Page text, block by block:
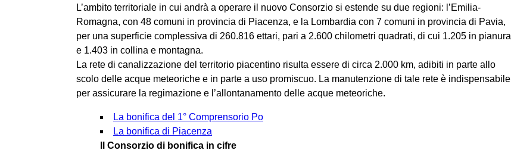
L’ambito territoriale in cui andrà a operare il nuovo Consorzio si estende su due regioni: l’Emilia-
Romagna, con 48 comuni in provincia di Piacenza, e la Lombardia con 7 comuni in provincia di Pavia,
per una superficie complessiva di 260.816 ettari, pari a 2.600 chilometri quadrati, di cui 1.205 in pianura
e 1.403 in collina e montagna.
La rete di canalizzazione del territorio piacentino risulta essere di circa 2.000 km, adibiti in parte allo
scolo delle acque meteoriche e in parte a uso promiscuo. La manutenzione di tale rete è indispensabile
per assicurare la regimazione e l’allontanamento delle acque meteoriche.
La bonifica del 1° Comprensorio Po
La bonifica di Piacenza
Il Consorzio di bonifica in cifre